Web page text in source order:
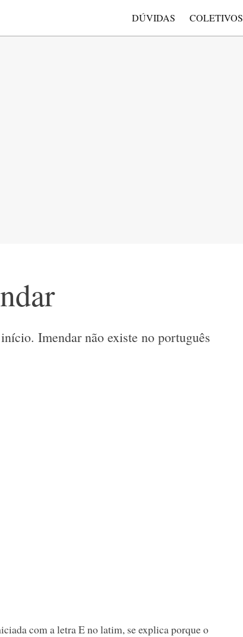
DÚVIDAS COLETIVOS
Imendar não existe no português
com a letra E no latim, se explica porque o